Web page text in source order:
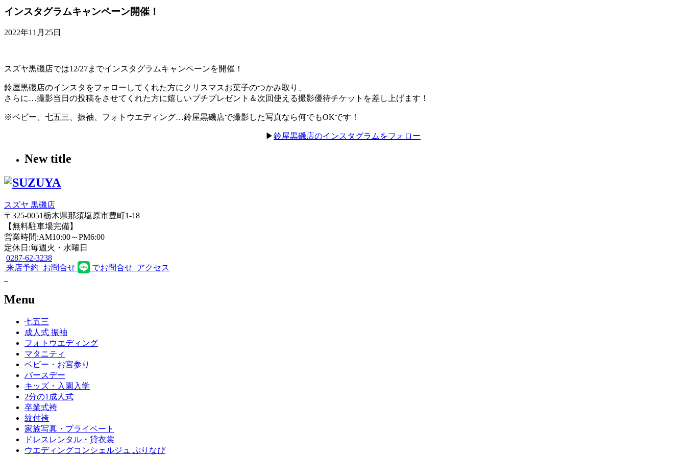
インスタグラムキャンペーン開催！
2022年11月25日
スズヤ黒磯店では12/27までインスタグラムキャンペーンを開催！
鈴屋黒磯店のインスタをフォローしてくれた方にクリスマスお菓子のつかみ取り、
さらに…撮影当日の投稿をさせてくれた方に嬉しいプチプレゼント＆次回使える撮影優待チケットを差し上げます！
※ベビー、七五三、振袖、フォトウエディング…鈴屋黒磯店で撮影した写真なら何でもOKです！
▶鈴屋黒磯店のインスタグラムをフォロー
New title
スズヤ 黒磯店
〒325-0051栃木県那須塩原市豊町1-18
【無料駐車場完備】
営業時間:AM10:00～PM6:00
定休日:毎週火・水曜日
0287-62-3238
来店予約 お問合せ でお問合せ アクセス
Menu
七五三
成人式 振袖
フォトウエディング
マタニティ
ベビー・お宮参り
バースデー
キッズ・入園入学
2分の1成人式
卒業式袴
紋付袴
家族写真・プライベート
ドレスレンタル・貸衣裳
ウエディングコンシェルジュ ぷりなび